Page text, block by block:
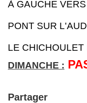
À GAUCHE
PONT SUR
LE
DIMANCHE :
Partager